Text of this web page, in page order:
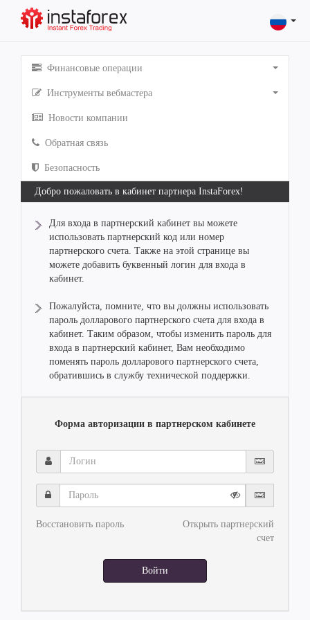
Финансовые операции
Инструменты вебмастера
Новости компании
Обратная связь
Безопасность
Добро пожаловать в кабинет партнера InstaForex!
Для входа в партнерский кабинет вы можете
использовать партнерский код или номер
партнерского счета. Также на этой странице вы
можете добавить буквенный логин для входа в
кабинет.
Пожалуйста, помните, что вы должны использовать
пароль долларового партнерского счета для входа в
кабинет. Таким образом, чтобы изменить пароль для
входа в партнерский кабинет, Вам необходимо
поменять пароль долларового партнерского счета,
обратившись в службу технической поддержки.
Форма авторизации в партнерском кабинете
Логин
Пароль
Восстановить пароль
Открыть партнерский
счет
Войти